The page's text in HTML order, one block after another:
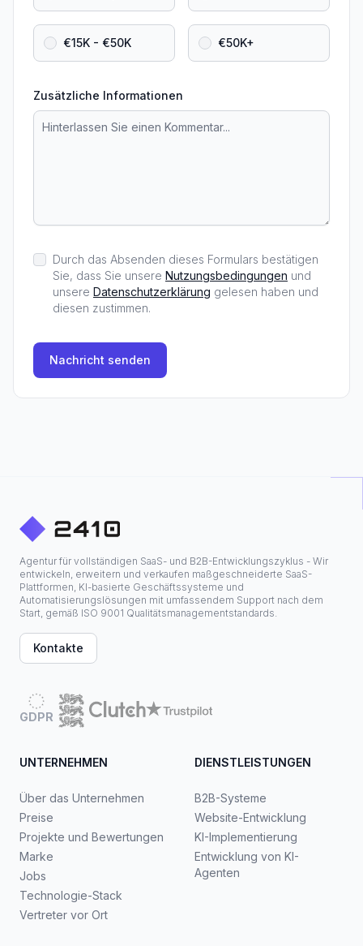
€15K - €50K €50K+
Zusätzliche Informationen
Durch das Absenden dieses Formulars bestätigen
Sie, dass Sie unsere Nutzungsbedingungen und
unsere Datenschutzerklärung gelesen haben und
diesen zustimmen.
Nachricht senden
Agentur für vollständigen SaaS- und B2B-Entwicklungszyklus - Wir
entwickeln, erweitern und verkaufen maßgeschneiderte SaaS-
Plattformen, KI-basierte Geschäftssysteme und
Automatisierungslösungen mit umfassendem Support nach dem
Start, gemäß ISO 9001 Qualitätsmanagementstandards.
Kontakte
GDPR
UNTERNEHMEN
Über das Unternehmen
Preise
Projekte und Bewertungen
Marke
Jobs
Technologie-Stack
Vertreter vor Ort
DIENSTLEISTUNGEN
B2B-Systeme
Website-Entwicklung
KI-Implementierung
Entwicklung von KI-
Agenten